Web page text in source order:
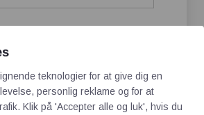
teknologier for at give dig en
personlig reklame og for at
Klik på 'Accepter alle og luk', hvis du